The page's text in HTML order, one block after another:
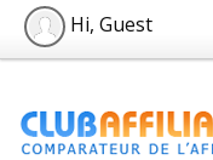
Hi, Guest